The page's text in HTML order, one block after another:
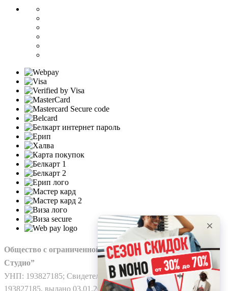
Общество с ограниченной ответственностью “Нохо
Студио”
УНП: 193827185; Свидетельство о гос. регистрации №
193827185, выдано 03.01.2025